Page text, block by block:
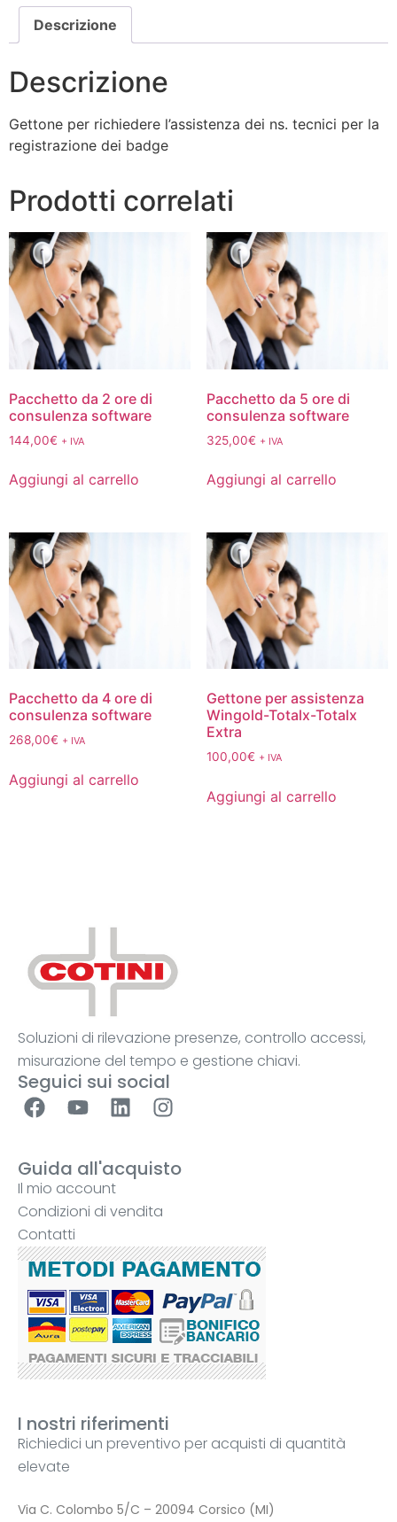
Descrizione
Descrizione
Gettone per richiedere l’assistenza dei ns. tecnici per la
registrazione dei badge
Prodotti correlati
Pacchetto da 2 ore di
consulenza software
144,00€ + IVA
Aggiungi al carrello
Pacchetto da 5 ore di
consulenza software
325,00€ + IVA
Aggiungi al carrello
Pacchetto da 4 ore di
consulenza software
268,00€ + IVA
Aggiungi al carrello
Gettone per assistenza
Wingold-Totalx-Totalx
Extra
100,00€ + IVA
Aggiungi al carrello
Soluzioni di rilevazione presenze, controllo accessi,
misurazione del tempo e gestione chiavi.
Seguici sui social
Guida all'acquisto
Il mio account
Condizioni di vendita
Contatti
I nostri riferimenti
Richiedici un preventivo per acquisti di quantità
elevate
Via C. Colombo 5/C – 20094 Corsico (MI)